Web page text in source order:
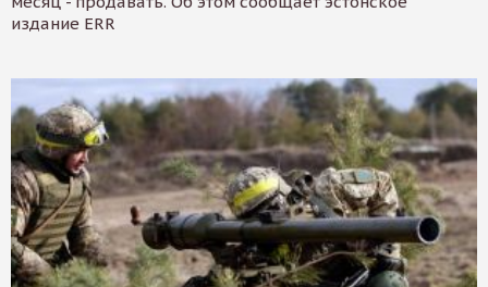
издание ERR